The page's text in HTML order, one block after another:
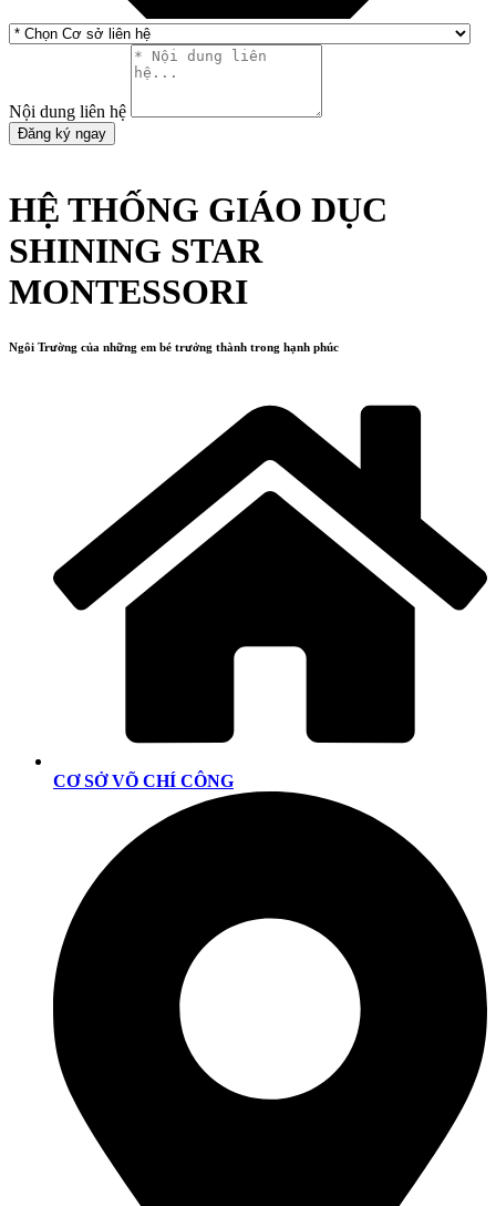
Nội dung liên hệ
Đăng ký ngay
HỆ THỐNG GIÁO DỤC
SHINING STAR
MONTESSORI
Ngôi Trường của những em bé trưởng thành trong hạnh phúc
CƠ SỞ VÕ CHÍ CÔNG